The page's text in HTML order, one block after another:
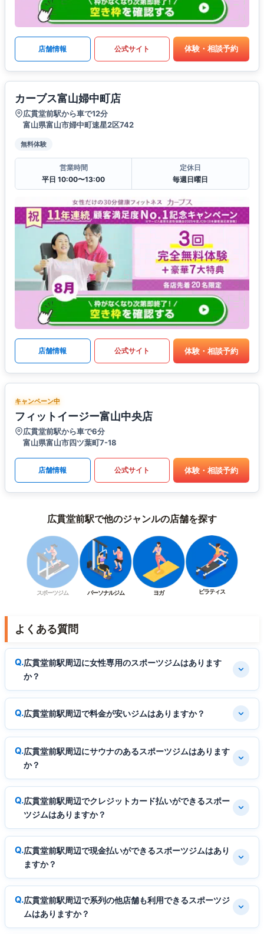
店舗情報 公式サイト 体験・相談予約
カーブス富山婦中町店
広貫堂前駅から車で12分
富山県富山市婦中町速星2区742
無料体験
営業時間
平日 10:00〜13:00
定休日
毎週日曜日
店舗情報 公式サイト 体験・相談予約
キャンペーン中
フィットイージー富山中央店
広貫堂前駅から車で6分
富山県富山市四ツ葉町7-18
店舗情報 公式サイト 体験・相談予約
広貫堂前駅で他のジャンルの店舗を探す
スポーツジム パーソナルジム ヨガ ピラティス
よくある質問
広貫堂前駅周辺に女性専用のスポーツジムはあります
か？
広貫堂前駅周辺で料金が安いジムはありますか？
広貫堂前駅周辺にサウナのあるスポーツジムはあります
か？
広貫堂前駅周辺でクレジットカード払いができるスポー
ツジムはありますか？
広貫堂前駅周辺で現金払いができるスポーツジムはあり
ますか？
広貫堂前駅周辺で系列の他店舗も利用できるスポーツジ
ムはありますか？